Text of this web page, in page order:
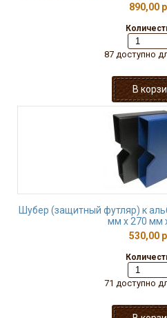
890,00
87 доступно
Шубер (защитный футляр) к
мм х 270 мм
530,00
71 доступно